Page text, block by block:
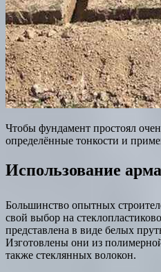
Чтобы фундамент простоял
определённые тонкости и
Использование
Большинство опытных
свой выбор на
представлена в виде белых
Изготовлены они из
также стеклянных волокон.